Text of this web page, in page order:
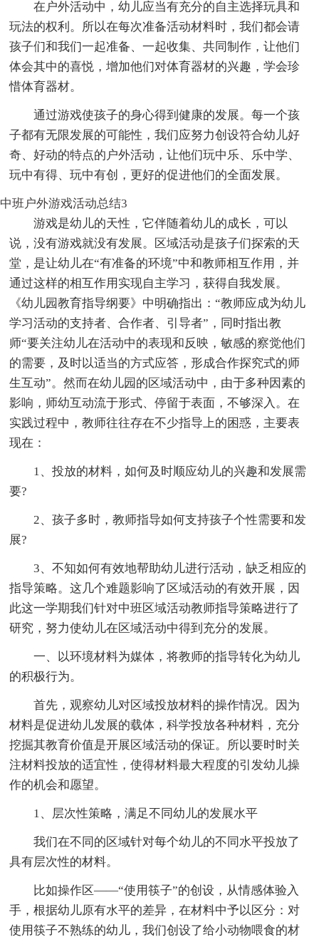
在户外活动中，幼儿应当有充分的自主选择玩具和
玩法的权利。所以在每次准备活动材料时，我们都会请
孩子们和我们一起准备、一起收集、共同制作，让他们
体会其中的喜悦，增加他们对体育器材的兴趣，学会珍
惜体育器材。
通过游戏使孩子的身心得到健康的发展。每一个孩
子都有无限发展的可能性，我们应努力创设符合幼儿好
奇、好动的特点的户外活动，让他们玩中乐、乐中学、
玩中有得、玩中有创，更好的促进他们的全面发展。
中班户外游戏活动总结3
游戏是幼儿的天性，它伴随着幼儿的成长，可以
说，没有游戏就没有发展。区域活动是孩子们探索的天
堂，是让幼儿在“有准备的环境”中和教师相互作用，并
通过这样的相互作用实现自主学习，获得自我发展。
《幼儿园教育指导纲要》中明确指出：“教师应成为幼儿
学习活动的支持者、合作者、引导者”，同时指出教
师“要关注幼儿在活动中的表现和反映，敏感的察觉他们
的需要，及时以适当的方式应答，形成合作探究式的师
生互动”。然而在幼儿园的区域活动中，由于多种因素的
影响，师幼互动流于形式、停留于表面，不够深入。在
实践过程中，教师往往存在不少指导上的困惑，主要表
现在：
1、投放的材料，如何及时顺应幼儿的兴趣和发展需
要?
2、孩子多时，教师指导如何支持孩子个性需要和发
展?
3、不知如何有效地帮助幼儿进行活动，缺乏相应的
指导策略。这几个难题影响了区域活动的有效开展，因
此这一学期我们针对中班区域活动教师指导策略进行了
研究，努力使幼儿在区域活动中得到充分的发展。
一、以环境材料为媒体，将教师的指导转化为幼儿
的积极行为。
首先，观察幼儿对区域投放材料的操作情况。因为
材料是促进幼儿发展的载体，科学投放各种材料，充分
挖掘其教育价值是开展区域活动的保证。所以要时时关
注材料投放的适宜性，使得材料最大程度的引发幼儿操
作的机会和愿望。
1、层次性策略，满足不同幼儿的发展水平
我们在不同的区域针对每个幼儿的不同水平投放了
具有层次性的材料。
比如操作区——“使用筷子”的创设，从情感体验入
手，根据幼儿原有水平的差异，在材料中予以区分：对
使用筷子不熟练的幼儿，我们创设了给小动物喂食的材